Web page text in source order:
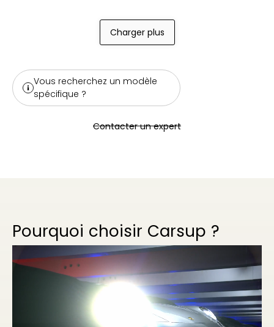
Charger plus
Vous recherchez un modèle
spécifique ?
Contacter un expert
Pourquoi choisir Carsup ?